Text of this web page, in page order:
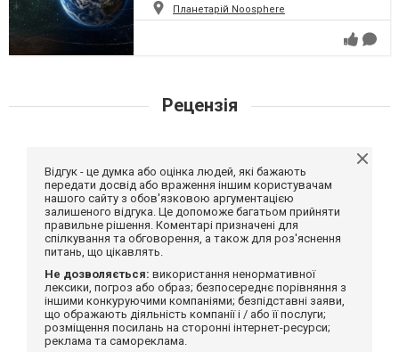
Планетарій Noosphere
Рецензія
Відгук - це думка або оцінка людей, які бажають
передати досвід або враження іншим користувачам
нашого сайту з обов'язковою аргументацією
залишеного відгука. Це допоможе багатьом прийняти
правильне рішення. Коментарі призначені для
спілкування та обговорення, а також для роз'яснення
питань, що цікавлять.
Не дозволяється: використання ненормативної
лексики, погроз або образ; безпосереднє порівняння з
іншими конкуруючими компаніями; безпідставні заяви,
що ображають діяльність компанії і / або її послуги;
розміщення посилань на сторонні інтернет-ресурси;
реклама та самореклама.